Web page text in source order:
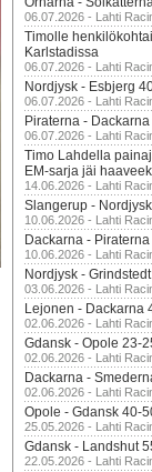
06.07.2026 - Lahti
Timolle
Karlstadissa
06.07.2026 - Lahti
Nordjysk - Esbjerg
06.07.2026 - Lahti
Piraterna -
06.07.2026 - Lahti
Timo Lahdella
EM-sarja jäi
14.06.2026 - Lahti
Slangerup -
10.06.2026 - Lahti
Dackarna -
10.06.2026 - Lahti
Nordjysk -
03.06.2026 - Lahti
Lejonen - Dackarna
02.06.2026 - Lahti
Gdansk - Opole 23-
02.06.2026 - Lahti
Dackarna -
02.06.2026 - Lahti
Opole - Gdansk 40-
25.05.2026 - Lahti
Gdansk - Landshut
22.05.2026 - Lahti